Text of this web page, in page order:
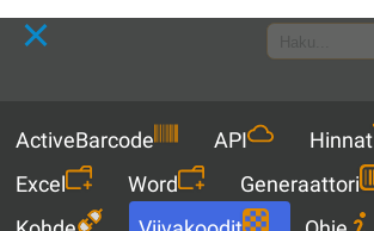
ActiveBarcode API
Hinnat
Excel
Word Generaattori